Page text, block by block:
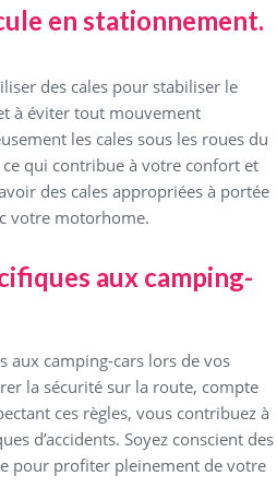
en stationnement.
des cales pour stabiliser le
à éviter tout mouvement
les cales sous les roues du
qui contribue à votre confort et
des cales appropriées à portée
votre motorhome.
aux camping-
aux camping-cars lors de vos
la sécurité sur la route, compte
ces règles, vous contribuez à
d’accidents. Soyez conscient des
pour profiter pleinement de votre